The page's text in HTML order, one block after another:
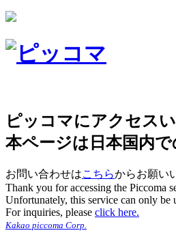
ピッコマにアクセス
本ページは日本国内で
お問い合わせはこちらからお願い
Thank you for accessing the Piccoma
Unfortunately, this service can only be
For inquiries, please click here.
Kakao piccoma Corp.